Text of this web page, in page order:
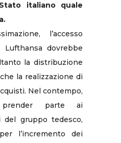
italiano quale
l’accesso
Lufthansa dovrebbe
la distribuzione
la realizzazione di
Nel contempo,
parte ai
del gruppo tedesco,
l’incremento dei